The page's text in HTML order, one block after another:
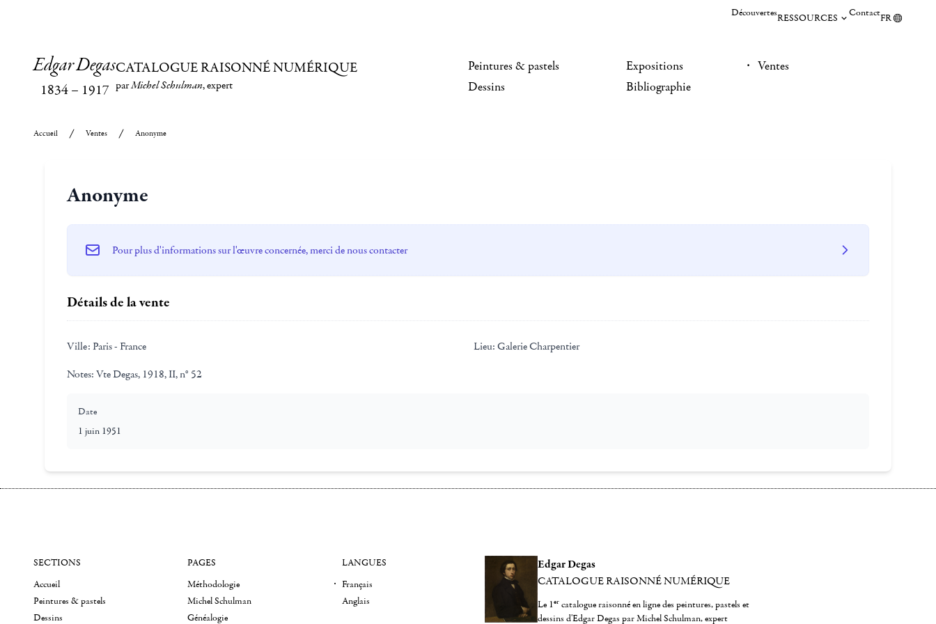
DécouvertesRESSOURCES ContactFR
Edgar Degas
1834– 1917
CATALOGUE RAISONNÉ NUMÉRIQUE
parMichel Schulman, expert
Peintures & pastels
Dessins
Expositions
Bibliographie
Ventes
Accueil Ventes Anonyme
Anonyme
Pour plus d'informations sur l'œuvre concernée, merci de nous contacter
Détails de la vente
Ville: Paris - France Lieu: Galerie Charpentier
Notes: Vte Degas, 1918, II, n° 52
Date
1 juin 1951
Edgar Degas
CATALOGUE RAISONNÉ NUMÉRIQUE
Le 1er catalogue raisonné en ligne des peintures, pastels et
dessins d'Edgar Degas par Michel Schulman, expert
SECTIONS
Accueil
Peintures & pastels
Dessins
PAGES
Méthodologie
Michel Schulman
Généalogie
LANGUES
Français
Anglais